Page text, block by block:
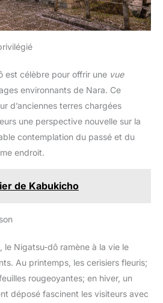
est célèbre pour offrir une vue
environnants de Nara. Ce
d’anciennes terres chargées
une perspective nouvelle sur la
contemplation du passé et du
endroit.
de Kabukicho
le Nigatsu-dô ramène à la vie le
Au printemps, les cerisiers fleuris;
rougeoyantes; en hiver, un
déposé fascinent les visiteurs avec